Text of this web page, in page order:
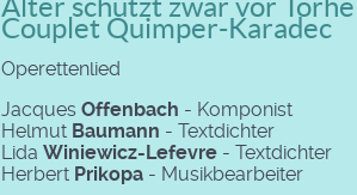
Alter schützt zwar vor
Couplet Quimper-Karadec
Operettenlied
Jacques Offenbach - Komponist
Helmut Baumann - Textdichter
Lida Winiewicz-Lefevre - Textdichter
Herbert Prikopa - Musikbearbeiter